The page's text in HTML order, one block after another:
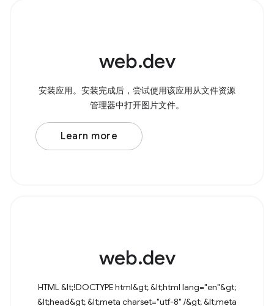
web.dev
安装应用。安装完成后，尝试使用该应用从文件资源
管理器中打开图片文件。
Learn more
web.dev
HTML &lt;!DOCTYPE html&gt; &lt;html lang="en"&gt;
&lt;head&gt; &lt;meta charset="utf-8" /&gt; &lt;meta